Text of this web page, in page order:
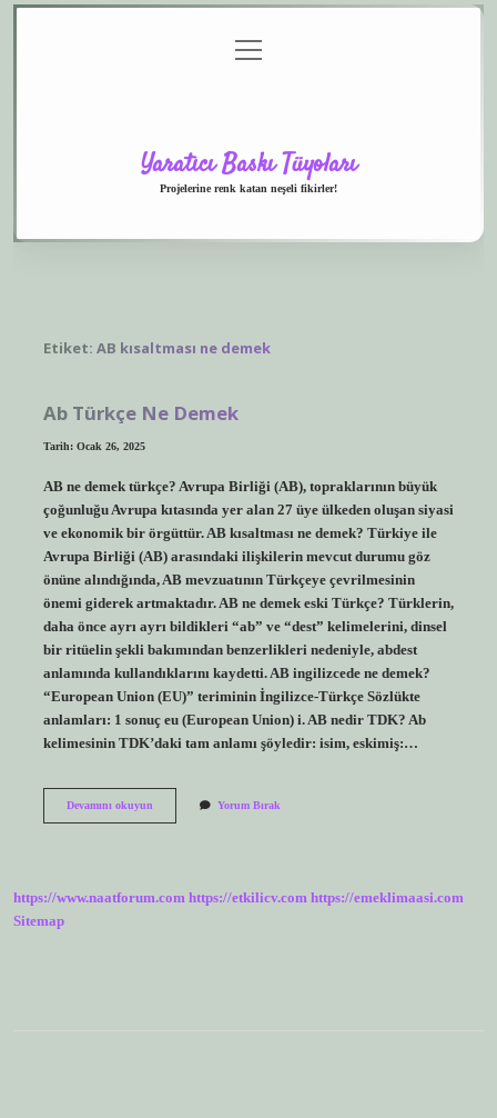
menüyü
aç
Yaratıcı Baskı Tüyoları
Projelerine renk katan neşeli fikirler!
Etiket: AB kısaltması ne demek
Ab Türkçe Ne Demek
Tarih: Ocak 26, 2025
AB ne demek türkçe? Avrupa Birliği (AB), topraklarının büyük
çoğunluğu Avrupa kıtasında yer alan 27 üye ülkeden oluşan siyasi
ve ekonomik bir örgüttür. AB kısaltması ne demek? Türkiye ile
Avrupa Birliği (AB) arasındaki ilişkilerin mevcut durumu göz
önüne alındığında, AB mevzuatının Türkçeye çevrilmesinin
önemi giderek artmaktadır. AB ne demek eski Türkçe? Türklerin,
daha önce ayrı ayrı bildikleri “ab” ve “dest” kelimelerini, dinsel
bir ritüelin şekli bakımından benzerlikleri nedeniyle, abdest
anlamında kullandıklarını kaydetti. AB ingilizcede ne demek?
“European Union (EU)” teriminin İngilizce-Türkçe Sözlükte
anlamları: 1 sonuç eu (European Union) i. AB nedir TDK? Ab
kelimesinin TDK’daki tam anlamı şöyledir: isim, eskimiş:…
Devamını okuyunAb
Yorum Bırak
https://www.naatforum.com https://etkilicv.com https://emeklimaasi.com
Sitemap